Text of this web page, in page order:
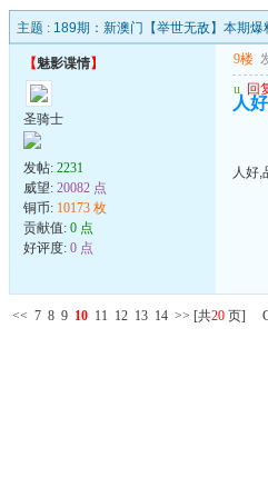
主题 : 189期：新澳门【举世无敌】本期爆
【魅影谍情】
圣骑士
发帖: 2231
威望: 20082 点
铜币: 10173 枚
贡献值: 0 点
好评度: 0 点
9楼
u 回
人
人好,
<< 7 8 9 10 11 12 13 14 >> [共20 页]